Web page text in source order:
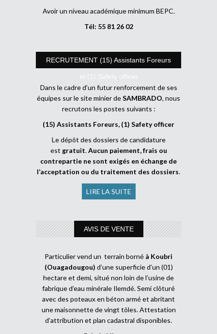
Avoir un niveau académique minimum BEPC.
Tél: 55 81 26 02
RECRUTEMENT (15) Assistants Foreurs
et (1) Safety officer
Dans le cadre d’un futur renforcement de ses
équipes sur le site minier deSAMBRADO, nous
recrutons les postes suivants :
(15) Assistants Foreurs, (1) Safety officer
Le dépôt des dossiers de candidature
est gratuit.Aucun paiement, frais ou
contrepartie ne sont exigés en échange de
l’acceptation ou du traitement des dossiers.
LIRE LA SUITE
AVIS DE VENTE
Particulier vend un terrain borné à Koubri
(Ouagadougou) d’une superficie d’un (01)
hectare et demi, situé non loin de l’usine de
fabrique d’eau minérale Ilemdé. Semi clôturé
avec des poteaux en béton armé et abritant
une maisonnette de vingt tôles. Attestation
d’attribution et plan cadastral disponibles.